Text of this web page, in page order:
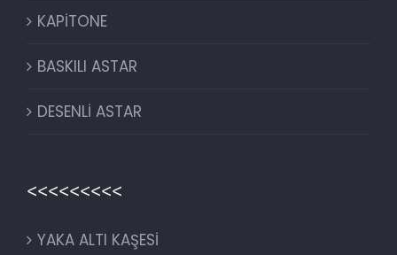
KAPİTONE
BASKILI ASTAR
DESENLİ ASTAR
<<<<<<<<<
YAKA ALTI KAŞESİ